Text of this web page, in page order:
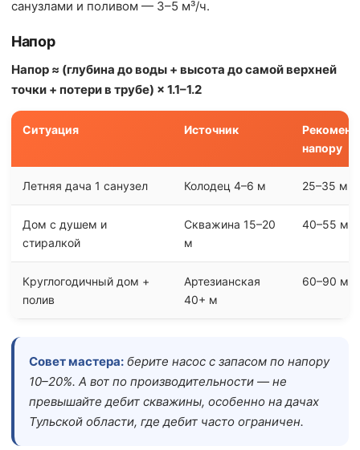
санузлами и поливом — 3–5 м³/ч.
Напор
Напор ≈ (глубина до воды + высота до самой верхней
точки + потери в трубе) × 1.1–1.2
Ситуация Источник
напору
Летняя дача 1 санузел Колодец 4–6 м 25–35 м
Дом с душем и
стиралкой
Скважина 15–20
м
40–55 м
Круглогодичный дом +
полив
Артезианская
40+ м
60–90 м
Совет мастера: берите насос с запасом по напору
10–20%. А вот по производительности — не
превышайте дебит скважины, особенно на дачах
Тульской области, где дебит часто ограничен.